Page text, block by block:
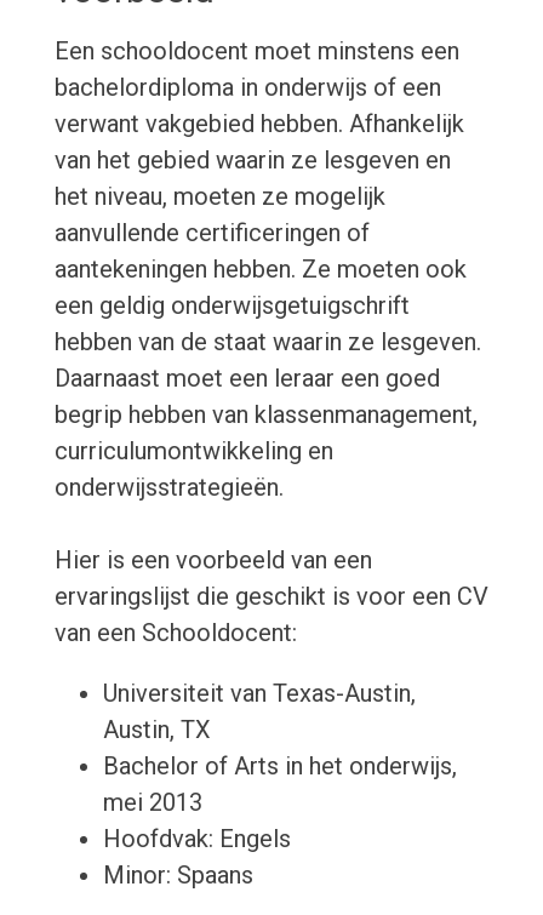
Een schooldocent moet minstens een
bachelordiploma in onderwijs of een
verwant vakgebied hebben. Afhankelijk
van het gebied waarin ze lesgeven en
het niveau, moeten ze mogelijk
aanvullende certificeringen of
aantekeningen hebben. Ze moeten ook
een geldig onderwijsgetuigschrift
hebben van de staat waarin ze lesgeven.
Daarnaast moet een leraar een goed
begrip hebben van klassenmanagement,
curriculumontwikkeling en
onderwijsstrategieën.
Hier is een voorbeeld van een
ervaringslijst die geschikt is voor een CV
van een Schooldocent:
Universiteit van Texas-Austin,
Austin, TX
Bachelor of Arts in het onderwijs,
mei 2013
Hoofdvak: Engels
Minor: Spaans